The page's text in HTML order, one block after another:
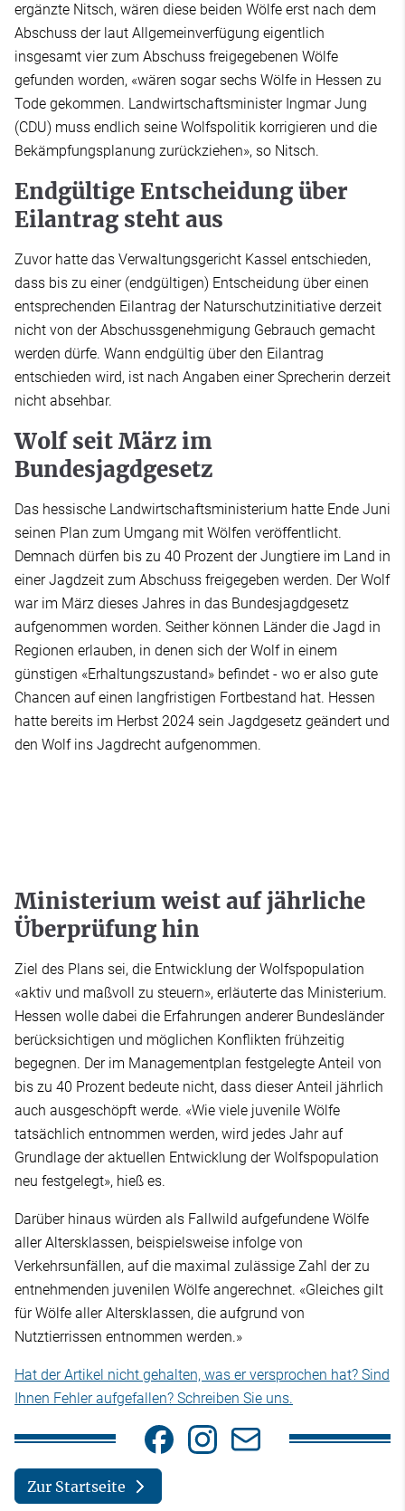
ergänzte Nitsch, wären diese beiden Wölfe erst nach dem
Abschuss der laut Allgemeinverfügung eigentlich
insgesamt vier zum Abschuss freigegebenen Wölfe
gefunden worden, «wären sogar sechs Wölfe in Hessen zu
Tode gekommen. Landwirtschaftsminister Ingmar Jung
(CDU) muss endlich seine Wolfspolitik korrigieren und die
Bekämpfungsplanung zurückziehen», so Nitsch.
Endgültige Entscheidung über
Eilantrag steht aus
Zuvor hatte das Verwaltungsgericht Kassel entschieden,
dass bis zu einer (endgültigen) Entscheidung über einen
entsprechenden Eilantrag der Naturschutzinitiative derzeit
nicht von der Abschussgenehmigung Gebrauch gemacht
werden dürfe. Wann endgültig über den Eilantrag
entschieden wird, ist nach Angaben einer Sprecherin derzeit
nicht absehbar.
Wolf seit März im
Bundesjagdgesetz
Das hessische Landwirtschaftsministerium hatte Ende Juni
seinen Plan zum Umgang mit Wölfen veröffentlicht.
Demnach dürfen bis zu 40 Prozent der Jungtiere im Land in
einer Jagdzeit zum Abschuss freigegeben werden. Der Wolf
war im März dieses Jahres in das Bundesjagdgesetz
aufgenommen worden. Seither können Länder die Jagd in
Regionen erlauben, in denen sich der Wolf in einem
günstigen «Erhaltungszustand» befindet - wo er also gute
Chancen auf einen langfristigen Fortbestand hat. Hessen
hatte bereits im Herbst 2024 sein Jagdgesetz geändert und
den Wolf ins Jagdrecht aufgenommen.
Ministerium weist auf jährliche
Überprüfung hin
Ziel des Plans sei, die Entwicklung der Wolfspopulation
«aktiv und maßvoll zu steuern», erläuterte das Ministerium.
Hessen wolle dabei die Erfahrungen anderer Bundesländer
berücksichtigen und möglichen Konflikten frühzeitig
begegnen. Der im Managementplan festgelegte Anteil von
bis zu 40 Prozent bedeute nicht, dass dieser Anteil jährlich
auch ausgeschöpft werde. «Wie viele juvenile Wölfe
tatsächlich entnommen werden, wird jedes Jahr auf
Grundlage der aktuellen Entwicklung der Wolfspopulation
neu festgelegt», hieß es.
Darüber hinaus würden als Fallwild aufgefundene Wölfe
aller Altersklassen, beispielsweise infolge von
Verkehrsunfällen, auf die maximal zulässige Zahl der zu
entnehmenden juvenilen Wölfe angerechnet. «Gleiches gilt
für Wölfe aller Altersklassen, die aufgrund von
Nutztierrissen entnommen werden.»
Hat der Artikel nicht gehalten, was er versprochen hat? Sind
Ihnen Fehler aufgefallen? Schreiben Sie uns.
Zur Startseite